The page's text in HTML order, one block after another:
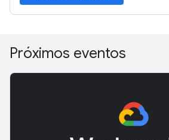
Próximos eventos